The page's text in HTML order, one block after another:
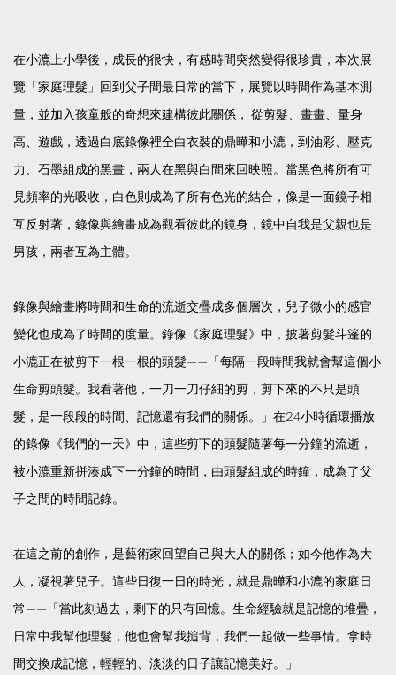
在小漉上小學後，成長的很快，有感時間突然變得很珍貴，本次展
覽「家庭理髮」回到父子間最日常的當下，展覽以時間作為基本測
量，並加入孩童般的奇想來建構彼此關係， 從剪髮、畫畫、量身
高、遊戲，透過白底錄像裡全白衣裝的鼎曄和小漉，到油彩、壓克
力、石墨組成的黑畫，兩人在黑與白間來回映照。當黑色將所有可
見頻率的光吸收，白色則成為了所有色光的結合，像是一面鏡子相
互反射著，錄像與繪畫成為觀看彼此的鏡身，鏡中自我是父親也是
男孩，兩者互為主體。
錄像與繪畫將時間和生命的流逝交疊成多個層次，兒子微小的感官
變化也成為了時間的度量。錄像《家庭理髮》中，披著剪髮斗篷的
小漉正在被剪下一根一根的頭髮——「​​每隔一段時間我就會幫這個小
生命剪頭髮。我看著他，一刀一刀仔細的剪，剪下來的不只是頭
髮，是一段段的時間、記憶還有我們的關係。」在24小時循環播放
的錄像《我們的一天》中，這些剪下的頭髮隨著每一分鐘的流逝，
被小漉重新拼湊成下一分鐘的時間，由頭髮組成的時鐘，成為了父
子之間的時間記錄。
在這之前的創作，是藝術家回望自己與大人的關係；如今他作為大
人，凝視著兒子。這些日復一日的時光，就是鼎曄和小漉的家庭日
常——「當此刻過去，剩下的只有回憶。生命經驗就是記憶的堆疊，
日常中我幫他理髮，他也會幫我搥背，我們一起做一些事情。拿時
間交換成記憶，輕輕的、淡淡的日子讓記憶美好。」